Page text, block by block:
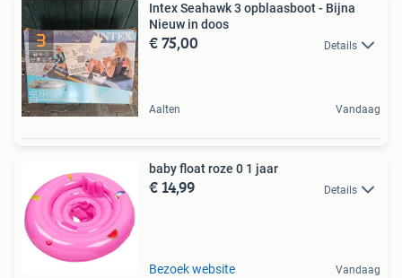
Intex Seahawk 3 opblaasboot - Bijna
Nieuw in doos
€ 75,00 Details
Aalten Vandaag
baby float roze 0 1 jaar
€ 14,99 Details
Bezoek website Vandaag